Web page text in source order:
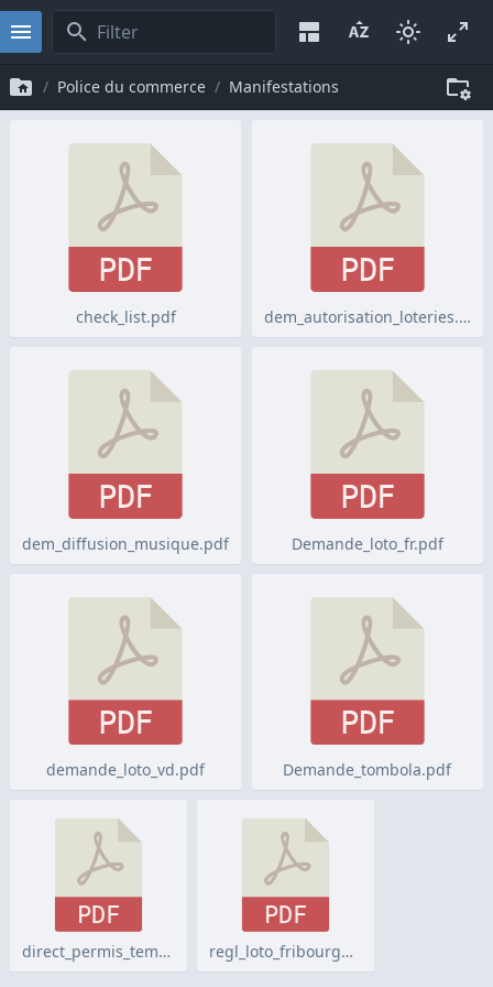
Police du commerce Manifestations
PDF
check_list.pdf
PDF
dem_autorisation_loteries.pdf
PDF
dem_diffusion_musique.pdf
PDF
Demande_loto_fr.pdf
PDF
demande_loto_vd.pdf
PDF
Demande_tombola.pdf
PDF
direct_permis_temp.pdf
PDF
regl_loto_fribourgois.pdf